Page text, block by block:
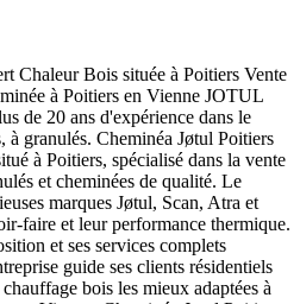
Chaleur Bois située à Poitiers Vente
à Poitiers en Vienne JOTUL
de 20 ans d'expérience dans le
à granulés. Cheminéa Jøtul Poitiers
à Poitiers, spécialisé dans la vente
et cheminées de qualité. Le
marques Jøtul, Scan, Atra et
faire et leur performance thermique.
et ses services complets
guide ses clients résidentiels
bois les mieux adaptées à